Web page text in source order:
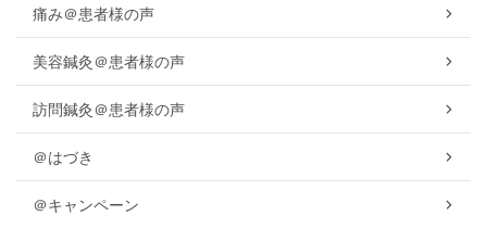
痛み＠患者様の声
美容鍼灸＠患者様の声
訪問鍼灸＠患者様の声
＠はづき
＠キャンペーン